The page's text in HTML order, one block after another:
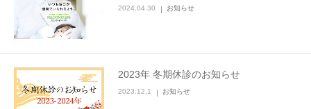
2024.04.30 お知らせ
2023年 冬期休診のお知らせ
2023.12.1 お知らせ